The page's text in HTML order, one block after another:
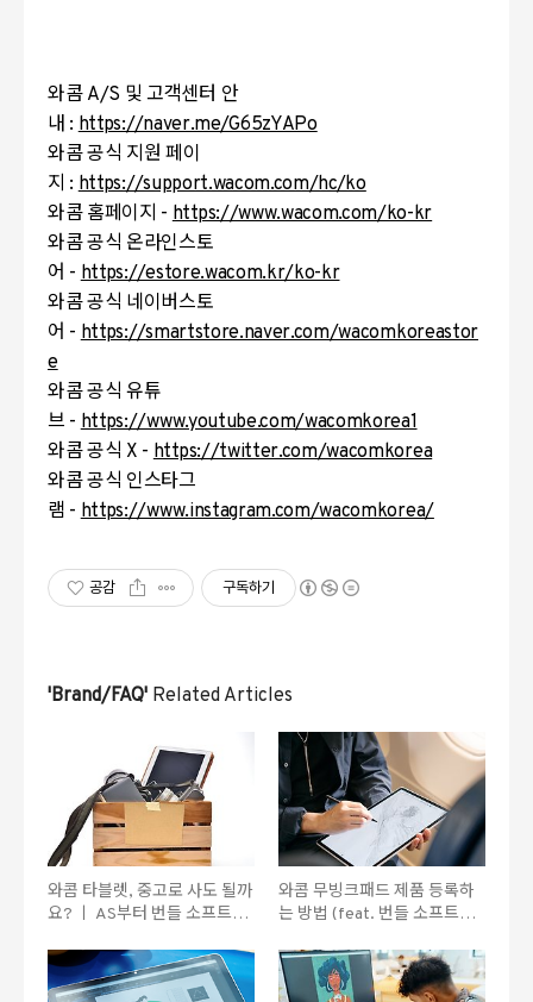
와콤 A/S 및 고객센터 안
내 :https://naver.me/G65zYAPo
와콤 공식 지원 페이
지 :https://support.wacom.com/hc/ko
와콤 홈페이지 -https://www.wacom.com/ko-kr
와콤 공식 온라인스토
어 -https://estore.wacom.kr/ko-kr
와콤 공식 네이버스토
어 -https://smartstore.naver.com/wacomkoreastor
e
와콤 공식 유튜
브 -https://www.youtube.com/wacomkorea1
와콤 공식 X -https://twitter.com/wacomkorea
와콤 공식 인스타그
램 -https://www.instagram.com/wacomkorea/
공감 구독하기
'Brand/FAQ' Related Articles
와콤 타블렛, 중고로 사도 될까
요? ㅣ AS부터 번들 소프트웨
와콤 무빙크패드 제품 등록하
는 방법 (feat. 번들 소프트웨